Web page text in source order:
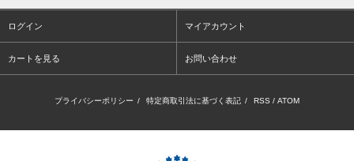
ログイン マイアカウント
カートを見る お問い合わせ
プライバシーポリシー / 特定商取引法に基づく表記 / RSS / ATOM